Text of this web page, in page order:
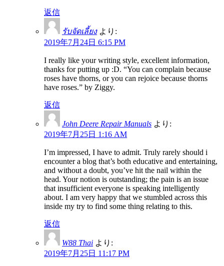
返信
รับจัดเลี้ยง より:
2019年7月24日 6:15 PM
I really like your writing style, excellent information,
thanks for putting up :D. “You can complain because
roses have thorns, or you can rejoice because thorns
have roses.” by Ziggy.
返信
John Deere Repair Manuals より:
2019年7月25日 1:16 AM
I’m impressed, I have to admit. Truly rarely should i
encounter a blog that’s both educative and entertaining,
and without a doubt, you’ve hit the nail within the
head. Your notion is outstanding; the pain is an issue
that insufficient everyone is speaking intelligently
about. I am very happy that we stumbled across this
inside my try to find some thing relating to this.
返信
W88 Thai より:
2019年7月25日 11:17 PM